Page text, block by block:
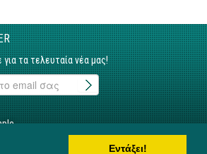
Εντάξει!
τα τελευταία νέα μας!